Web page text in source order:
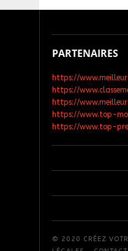
PARTENAIRES
https://
https://
https://
https://www.top-
https://www.top-
© 2020 CRÉEZ